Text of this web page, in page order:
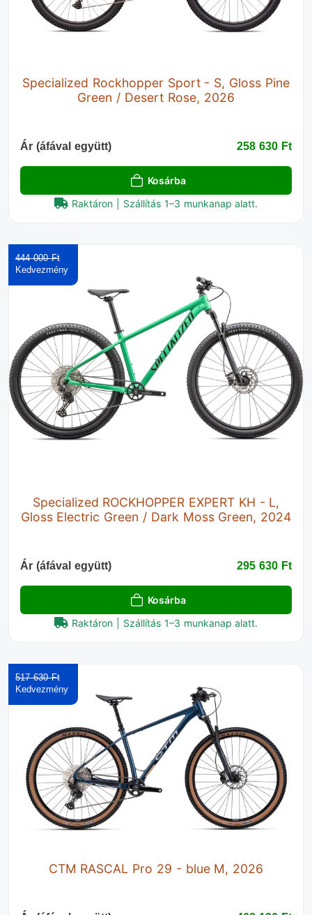
Specialized Rockhopper Sport - S, Gloss Pine
Green / Desert Rose, 2026
Ár (áfával együtt) 258 630 Ft‎
Kosárba
Raktáron | Szállítás 1–3 munkanap alatt.
Specialized ROCKHOPPER EXPERT KH - L,
Gloss Electric Green / Dark Moss Green, 2024
444 000 Ft‎
Ár (áfával együtt) 295 630 Ft‎
Kosárba
Raktáron | Szállítás 1–3 munkanap alatt.
CTM RASCAL Pro 29 - blue M, 2026
517 630 Ft‎